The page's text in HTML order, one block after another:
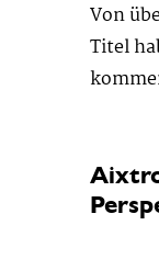
Von
Titel